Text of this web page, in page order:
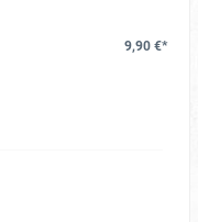
9,90 €*